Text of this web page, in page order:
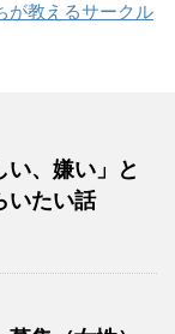
が教えるサークル
い、嫌い」と
いたい話